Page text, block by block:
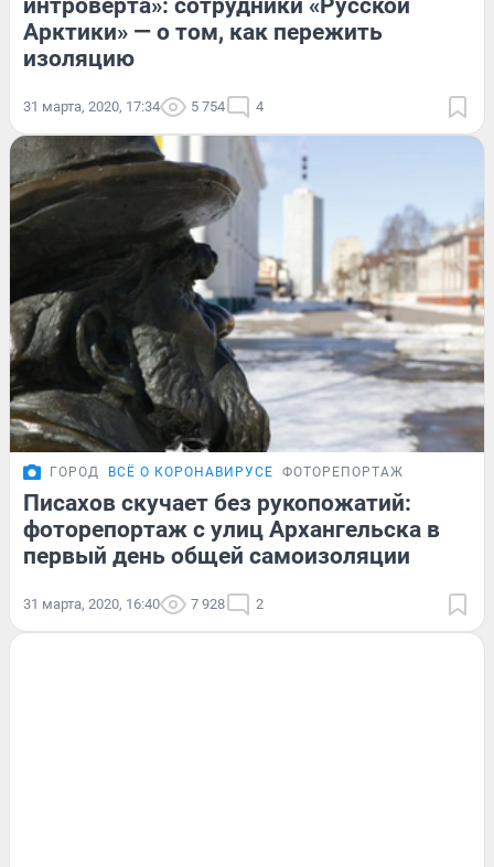
интроверта»: сотрудники «Русской
Арктики» — о том, как пережить
изоляцию
31 марта, 2020, 17:34 5 754 4
ГОРОД ВСЁ О КОРОНАВИРУСЕ ФОТОРЕПОРТАЖ
Писахов скучает без рукопожатий:
фоторепортаж с улиц Архангельска в
первый день общей самоизоляции
31 марта, 2020, 16:40 7 928 2